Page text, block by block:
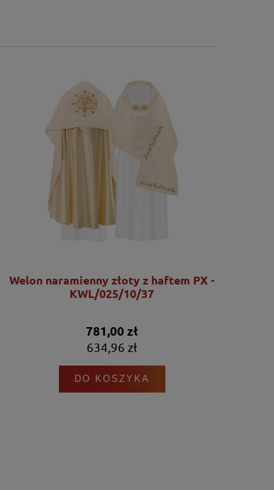
Welon naramienny złoty z haftem PX -
KWL/025/10/37
781,00 zł
634,96 zł
DO KOSZYKA